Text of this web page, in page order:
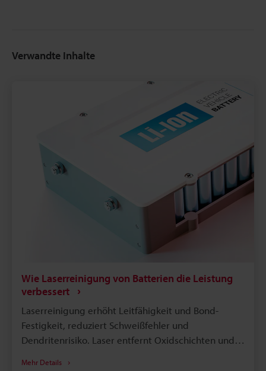
Verwandte Inhalte
Wie Laserreinigung von Batterien die Leistung
verbessert
Laserreinigung erhöht Leitfähigkeit und Bond-
Festigkeit, reduziert Schweißfehler und
Dendritenrisiko. Laser entfernt Oxidschichten und
Mehr Details